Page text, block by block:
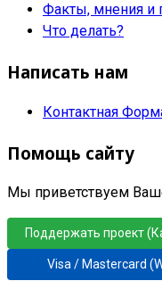
Факты, мнения и
Что делать?
Написать нам
Контактная
Помощь сайту
Мы приветствуем
Поддержать проект
Visa / Mastercard